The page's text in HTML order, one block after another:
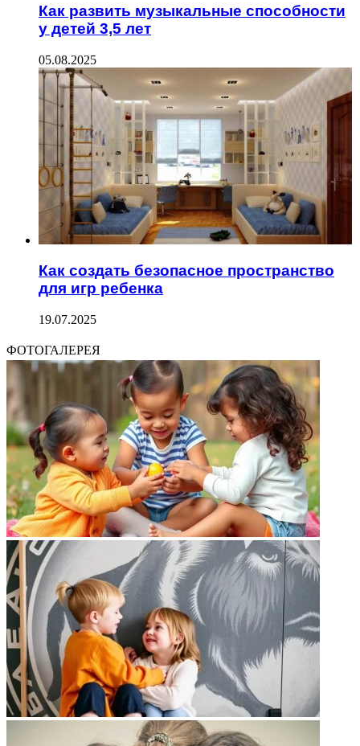
Как развить музыкальные способности
у детей 3,5 лет
05.08.2025
Как создать безопасное пространство
для игр ребенка
19.07.2025
ФОТОГАЛЕРЕЯ